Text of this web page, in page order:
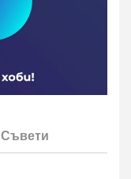
Съвети